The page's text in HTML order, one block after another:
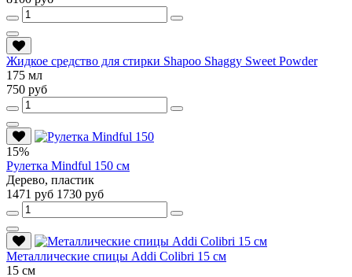
Жидкое средство для стирки Shapoo Shaggy Sweet Powder
175 мл
750 руб
15%
Рулетка Mindful 150 см
Дерево, пластик
1471 руб 1730 руб
Металлические спицы Addi Colibri 15 см
15 см